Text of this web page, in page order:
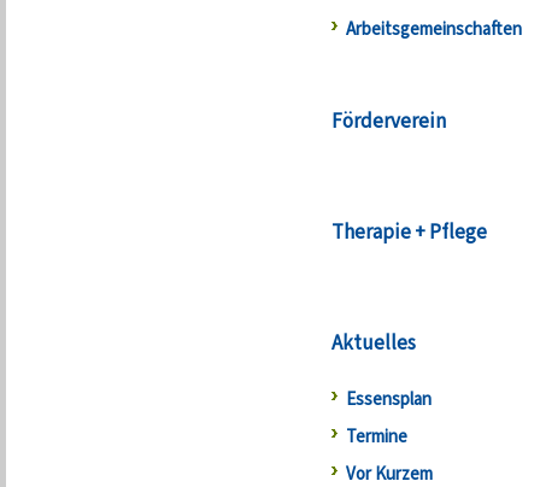
Arbeitsgemeinschaften
Förderverein
Therapie + Pflege
Aktuelles
Essensplan
Termine
Vor Kurzem